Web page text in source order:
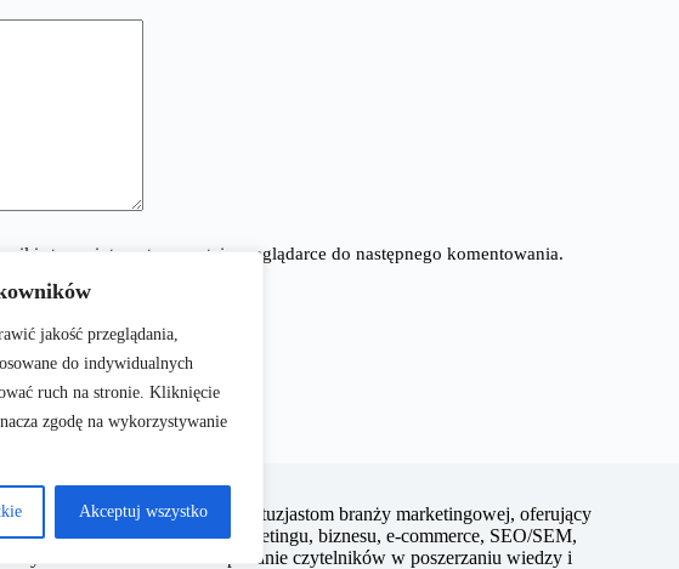
jakość przeglądania,
do indywidualnych
ruch na stronie. Kliknięcie
zgodę na wykorzystywanie
Akceptuj wszystko
i stronę internetową w tej przeglądarce do następnego komentowania.
profesjonalistom i entuzjastom branży marketingowej, oferujący
porad z zakresu marketingu, biznesu, e-commerce, SEO/SEM,
Portal ma na celu wspieranie czytelników w poszerzaniu wiedzy i